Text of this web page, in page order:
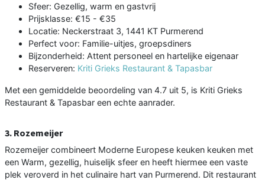
Sfeer: Gezellig, warm en gastvrij
Prijsklasse: €15 - €35
Locatie: Neckerstraat 3, 1441 KT Purmerend
Perfect voor: Familie-uitjes, groepsdiners
Bijzonderheid: Attent personeel en hartelijke eigenaar
Reserveren: Kriti Grieks Restaurant & Tapasbar
Met een gemiddelde beoordeling van 4.7 uit 5, is Kriti Grieks
Restaurant & Tapasbar een echte aanrader.
3. Rozemeijer
Rozemeijer combineert Moderne Europese keuken keuken met
een Warm, gezellig, huiselijk sfeer en heeft hiermee een vaste
plek veroverd in het culinaire hart van Purmerend. Dit restaurant